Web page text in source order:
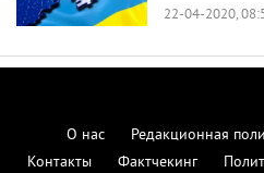
22-04-2020,
О нас Редакционная
Контакты
Фактчекинг